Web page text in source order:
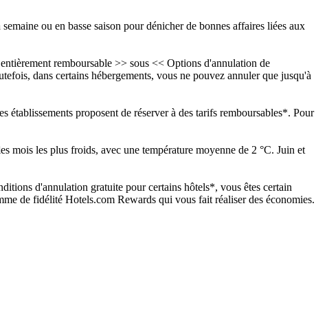
ou en basse saison pour dénicher de bonnes affaires liées aux
remboursable >> sous << Options d'annulation de
dans certains hébergements, vous ne pouvez annuler que jusqu'à
proposent de réserver à des tarifs remboursables*. Pour
mois les plus froids, avec une température moyenne de 2 °C. Juin et
d'annulation gratuite pour certains hôtels*, vous êtes certain
de fidélité Hotels.com Rewards qui vous fait réaliser des économies.